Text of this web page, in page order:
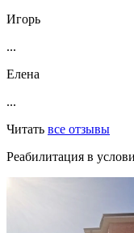
Игорь
...
Елена
...
Читать все отзывы
Реабилитация в